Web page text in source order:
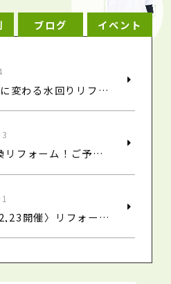
ブログ イベント
2026年最新版！劇的に変わる水回りリフォームと交換のポイント
【知多市】給湯器交換リフォーム！ご予算やライフスタイルに寄り添った最適な給湯器へ施工｜リフォームウイング
【桑名店】〈8/21,22,23開催〉リフォームフェア